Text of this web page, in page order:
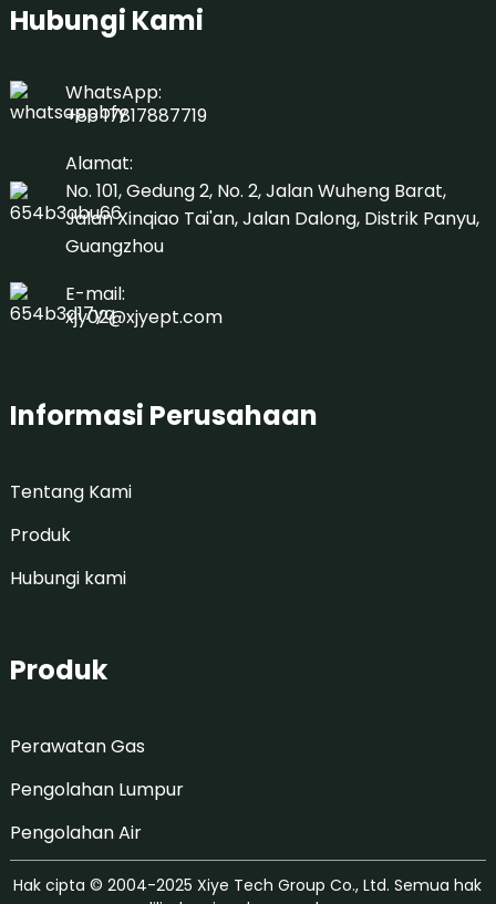
Hubungi Kami
WhatsApp:
+86 17817887719
Alamat:
No. 101, Gedung 2, No. 2, Jalan Wuheng Barat,
Jalan Xinqiao Tai'an, Jalan Dalong, Distrik Panyu,
Guangzhou
E-mail:
xjy02@xjyept.com
Informasi Perusahaan
Tentang Kami
Produk
Hubungi kami
Produk
Perawatan Gas
Pengolahan Lumpur
Pengolahan Air
Hak cipta © 2004-2025 Xiye Tech Group Co., Ltd. Semua hak